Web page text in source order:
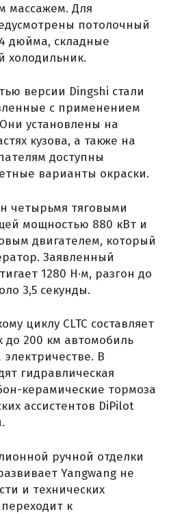
массажем. Для
потолочный
дюйма, складные
холодильник.
версии Dingshi стали
с применением
установлены на
кузова, а также на
доступны
варианты окраски.
четырьмя тяговыми
мощностью 880 кВт и
двигателем, который
Заявленный
1280 Н·м, разгон до
3,5 секунды.
циклу CLTC составляет
до 200 км автомобиль
В
гидравлическая
керамические тормоза
ассистентов DiPilot
ручной отделки
Yangwang не
и технических
к